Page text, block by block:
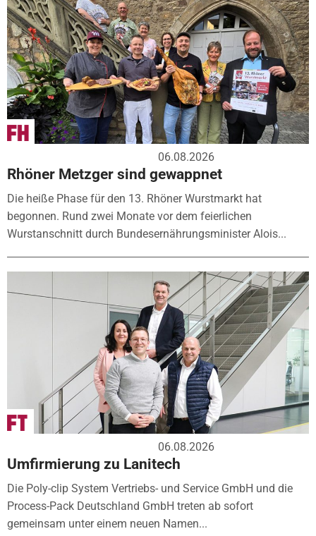
06.08.2026
Rhöner Metzger sind gewappnet
Die heiße Phase für den 13. Rhöner Wurstmarkt hat
begonnen. Rund zwei Monate vor dem feierlichen
Wurstanschnitt durch Bundesernährungsminister Alois...
06.08.2026
Umfirmierung zu Lanitech
Die Poly-clip System Vertriebs- und Service GmbH und die
Process-Pack Deutschland GmbH treten ab sofort
gemeinsam unter einem neuen Namen...